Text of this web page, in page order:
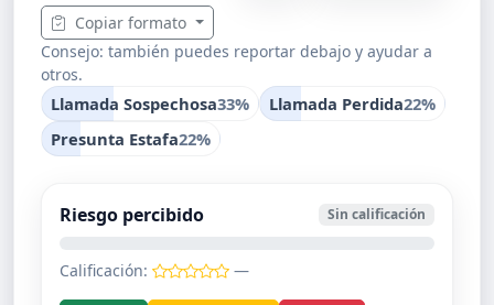
Copiar formato
Consejo: también puedes reportar debajo y ayudar a
otros.
Llamada Sospechosa33% Llamada Perdida22%
Presunta Estafa22%
Riesgo percibido Sin calificación
Calificación: —